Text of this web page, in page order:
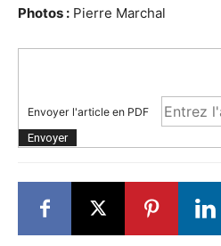
Photos : Pierre Marchal
Envoyer l'article en PDF